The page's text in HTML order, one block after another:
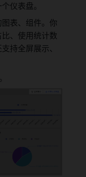
仪表盘。
表、组件。你
、使用统计数
持全屏展示、
。